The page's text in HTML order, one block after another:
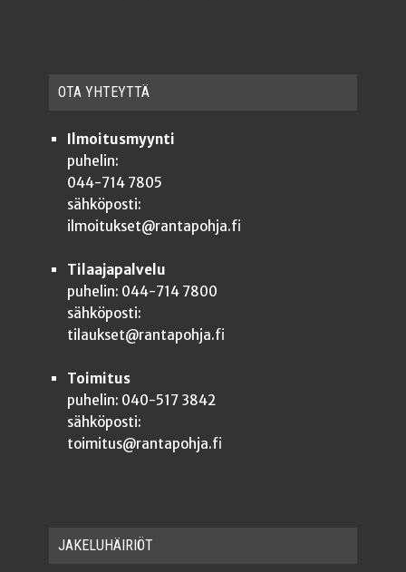
OTA YHTEYT­TÄ
Ilmoitusmyynti
puhelin:
044-714 7805
sähköposti:
ilmoitukset@rantapohja.fi
Tilaajapalvelu
puhelin: 044-714 7800
sähköposti:
tilaukset@rantapohja.fi
Toimitus
puhelin: 040-517 3842
sähköposti:
toimitus@rantapohja.fi
JAKE­LU­HÄI­RIÖT